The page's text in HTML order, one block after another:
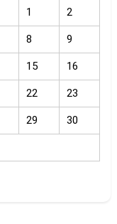
1 2
8 9
15 16
22 23
29 30